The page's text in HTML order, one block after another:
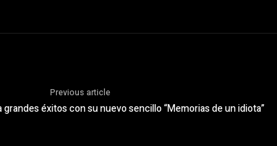
Previous article
éxitos con su nuevo sencillo “Memorias de un idiota”